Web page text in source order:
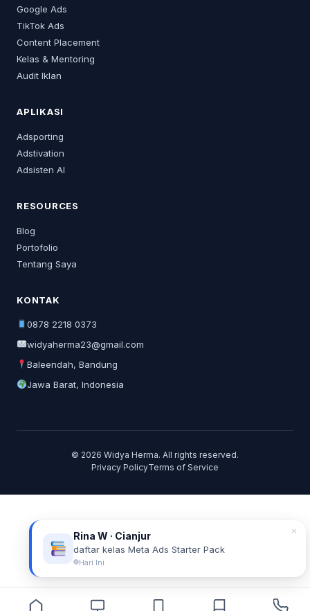
Google Ads
TikTok Ads
Content Placement
Kelas & Mentoring
Audit Iklan
APLIKASI
Adsporting
Adstivation
Adsisten AI
RESOURCES
Blog
Portofolio
Tentang Saya
KONTAK
0878 2218 0373
widyaherma23@gmail.com
Baleendah, Bandung
Jawa Barat, Indonesia
© 2026 Widya Herma. All rights reserved.
Privacy PolicyTerms of Service
Rina W · Cianjur
daftar kelas Meta Ads Starter Pack
Hari Ini
✕